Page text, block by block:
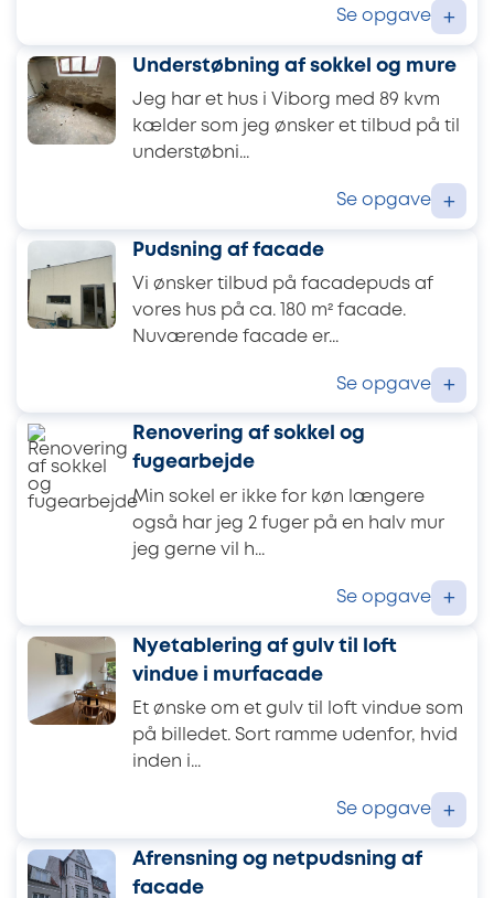
Se opgave +
Understøbning af sokkel og mure
Jeg har et hus i Viborg med 89 kvm
kælder som jeg ønsker et tilbud på til
understøbni...
Se opgave +
Pudsning af facade
Vi ønsker tilbud på facadepuds af
vores hus på ca. 180 m² facade.
Nuværende facade er...
Se opgave +
Renovering af sokkel og
fugearbejde
Min sokel er ikke for køn længere
også har jeg 2 fuger på en halv mur
jeg gerne vil h...
Se opgave +
Nyetablering af gulv til loft
vindue i murfacade
Et ønske om et gulv til loft vindue som
på billedet. Sort ramme udenfor, hvid
inden i...
Se opgave +
Afrensning og netpudsning af
facade